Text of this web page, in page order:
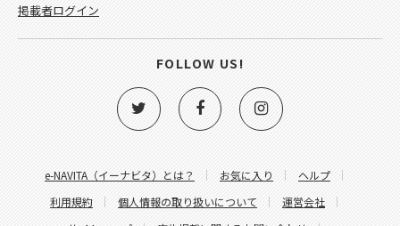
e-NAVITA（イーナビタ）とは？ お気に入り
ヘルプ
利用規約
個人情報の取り扱いについて
運営会社
掲載者ログイン
FOLLOW US!